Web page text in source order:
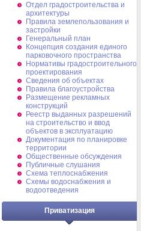
Отдел градостроительства и
архитектуры
Правила землепользования и
застройки
Генеральный план
Концепция создания единого
парковочного пространства
Нормативы градостроительного
проектирования
Сведения об объектах
Правила благоустройства
Размещение рекламных
конструкций
Реестр выданных разрешений
на строительство и ввод
объектов в эксплуатацию
Документация по планировке
территории
Общественные обсуждения
Публичные слушания
Схема теплоснабжения
Схемы водоснабжения и
водоотведения
Приватизация